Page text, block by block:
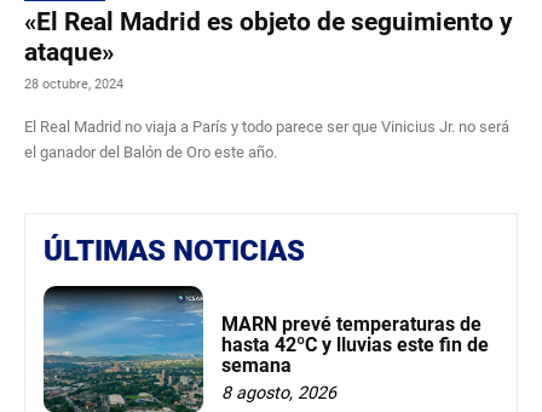
«El Real Madrid es objeto de seguimiento y
ataque»
28 octubre, 2024
El Real Madrid no viaja a París y todo parece ser que Vinicius Jr. no será
el ganador del Balón de Oro este año.
ÚLTIMAS NOTICIAS
MARN prevé temperaturas de
hasta 42ºC y lluvias este fin de
semana
8 agosto, 2026